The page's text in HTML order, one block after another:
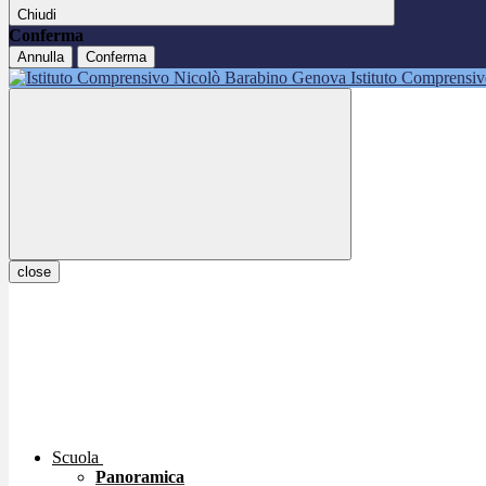
Chiudi
Conferma
Annulla Conferma
Istituto
close
Scuola
Panoramica